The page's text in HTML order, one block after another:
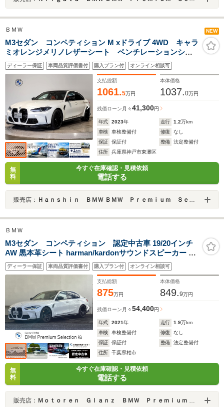
ＢＭＷ NEW
M3セダン コンペティション M xドライブ 4WD キャラ
ミオレンジメリノレザーシート ベンチレーションシー
ト 赤キャリパーharman/kardon 電動リアゲート パ
ーキングアシストプラス レーザーライト パーキング
アシストプラス
ディーラー保証 車両品質評価書付 購入プラン付 オンライン相談可
支払総額
1061.5万円
本体価格
1037.0万円
残価ローン 月々41,300円
年式 2023年 走行 1.2万km
車検
車検整備付 修復
なし
保証
保証付 整備
法定整備付
住所
兵庫県神戸市東灘区
無
料
今すぐ在庫確認・見積依頼
電話する
販売店： Ｈａｎｓｈｉｎ ＢＭＷ ＢＭＷ Ｐｒｅｍｉｕｍ Ｓｅｌｅｃｔｉｏｎ 六甲アイランド
ＢＭＷ
M3セダン コンペティション 認定中古車 19/20インチ
AW 黒本革シート harman/kardonサウンドスピーカー ヘ
ッドアップディスプレイ ACC シートヒーター 電動シー
ト フルセグTV 全周囲カメラ ETC
ディーラー保証 車両品質評価書付 購入プラン付 オンライン相談可
支払総額
875万円
本体価格
849.9万円
残価ローン 月々54,400円
年式 2021年 走行 1.9万km
車検
車検整備付 修復
なし
保証
保証付 整備
法定整備付
住所
千葉県柏市
無
料
今すぐ在庫確認・見積依頼
電話する
販売店： Ｍｏｔｏｒｅｎ Ｇｌａｎｚ ＢＭＷ Ｐｒｅｍｉｕｍ Ｓｅｌｅｃｔｉｏｎ柏／（株）モトーレン・グランツ